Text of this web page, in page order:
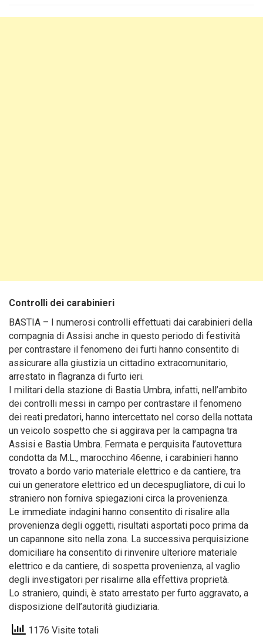
Controlli dei carabinieri
BASTIA – I numerosi controlli effettuati dai carabinieri della
compagnia di Assisi anche in questo periodo di festività
per contrastare il fenomeno dei furti hanno consentito di
assicurare alla giustizia un cittadino extracomunitario,
arrestato in flagranza di furto ieri.
I militari della stazione di Bastia Umbra, infatti, nell’ambito
dei controlli messi in campo per contrastare il fenomeno
dei reati predatori, hanno intercettato nel corso della nottata
un veicolo sospetto che si aggirava per la campagna tra
Assisi e Bastia Umbra. Fermata e perquisita l’autovettura
condotta da M.L., marocchino 46enne, i carabinieri hanno
trovato a bordo vario materiale elettrico e da cantiere, tra
cui un generatore elettrico ed un decespugliatore, di cui lo
straniero non forniva spiegazioni circa la provenienza.
Le immediate indagini hanno consentito di risalire alla
provenienza degli oggetti, risultati asportati poco prima da
un capannone sito nella zona. La successiva perquisizione
domiciliare ha consentito di rinvenire ulteriore materiale
elettrico e da cantiere, di sospetta provenienza, al vaglio
degli investigatori per risalirne alla effettiva proprietà.
Lo straniero, quindi, è stato arrestato per furto aggravato, a
disposizione dell’autorità giudiziaria.
1176 Visite totali